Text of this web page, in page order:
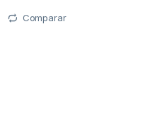
Comparar